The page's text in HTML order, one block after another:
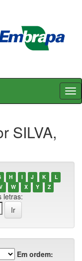
SILVA,
H I J K
L
W X Y Z
letras:
Em ordem: